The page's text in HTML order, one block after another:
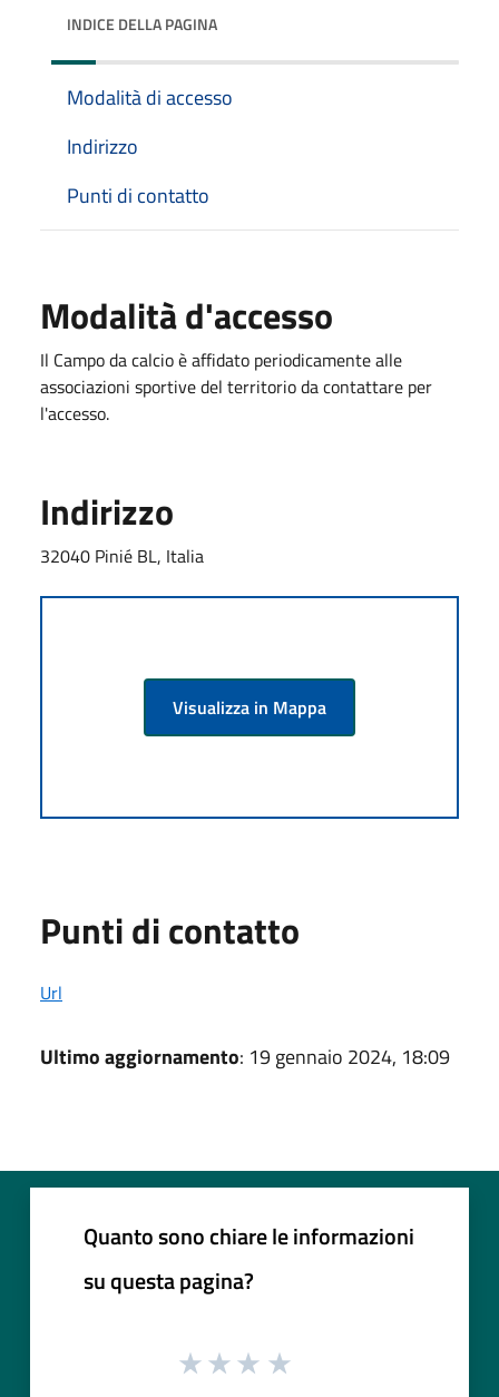
INDICE DELLA PAGINA
Modalità di accesso
Indirizzo
Punti di contatto
Modalità d'accesso
Il Campo da calcio è affidato periodicamente alle
associazioni sportive del territorio da contattare per
l'accesso.
Indirizzo
32040 Pinié BL, Italia
Visualizza in Mappa
Punti di contatto
Url
Ultimo aggiornamento: 19 gennaio 2024, 18:09
Quanto sono chiare le informazioni
su questa pagina?